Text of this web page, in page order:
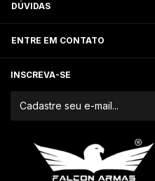
DÚVIDAS
ENTRE EM CONTATO
INSCREVA-SE